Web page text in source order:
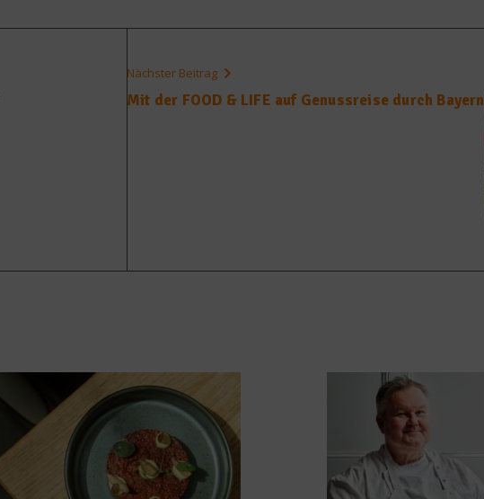
Nächster Beitrag
Mit der FOOD & LIFE auf Genussreise durch Bayern